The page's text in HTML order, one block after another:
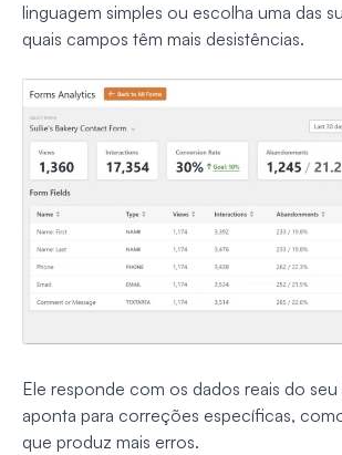
linguagem simples ou escolha uma das
quais campos têm mais desistências.
Ele responde com os dados reais do
aponta para correções específicas,
que produz mais erros.